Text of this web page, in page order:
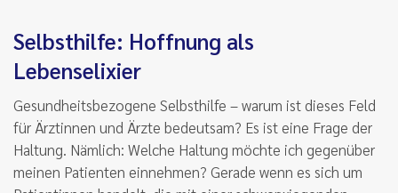
Selbsthilfe: Hoffnung als
Lebenselixier
Gesundheitsbezogene Selbsthilfe – warum ist dieses Feld
für Ärztinnen und Ärzte bedeutsam? Es ist eine Frage der
Haltung. Nämlich: Welche Haltung möchte ich gegenüber
meinen Patienten einnehmen? Gerade wenn es sich um